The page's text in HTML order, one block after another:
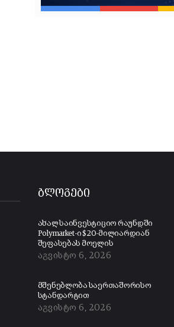
ბლოგები
ახალ საინვესტიციო რაუნდში
Polymarket-ი $20-მილიარდიან
შეფასებას მოელის
აგვისტო 6, 2026
მშენებლობა საერთაშორისო
სტანდარტით
აგვისტო 6, 2026